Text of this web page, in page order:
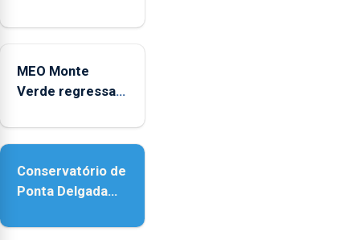
no Coliseu
MEO Monte
Verde regressa
acessibilidade
Conservatório de
Ponta Delgada
novos